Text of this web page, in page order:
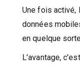
Une fois activé,
données
en quelque
L’avantage,